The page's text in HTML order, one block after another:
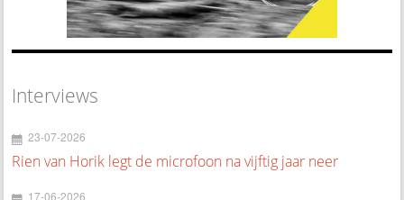
Interviews
23-07-2026
Rien van Horik legt de microfoon na vijftig jaar neer
17-06-2026